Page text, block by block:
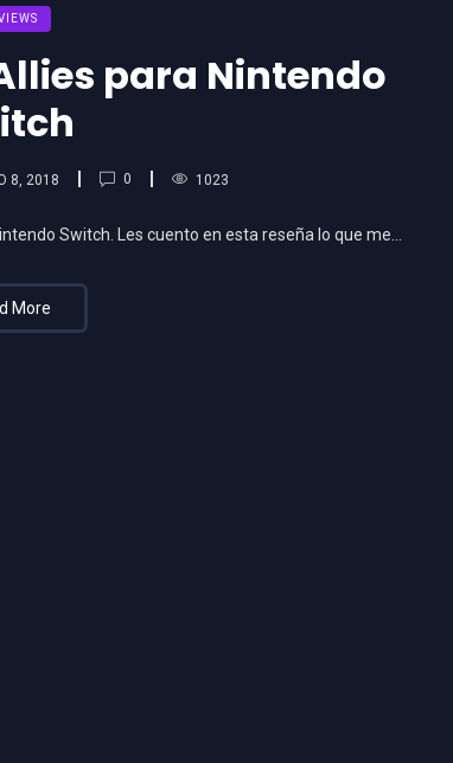
para Nintendo
8, 2018 0 1023
Switch. Les cuento en esta reseña lo que me…
More